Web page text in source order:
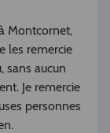
Montcornet,
les remercie
sans aucun
Je remercie
personnes